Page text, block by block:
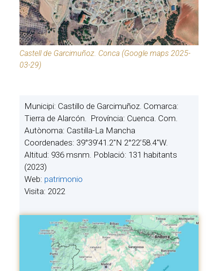
Castell de Garcimuñoz. Conca (Google maps 2025-
03-29)
Municipi: Castillo de Garcimuñoz. Comarca:
Tierra de Alarcón. Província: Cuenca. Com.
Autònoma: Castilla-La Mancha
Coordenades: 39°39’41.2″N 2°22’58.4″W.
Altitud: 936 msnm. Població: 131 habitants
(2023)
Web: patrimonio
Visita: 2022